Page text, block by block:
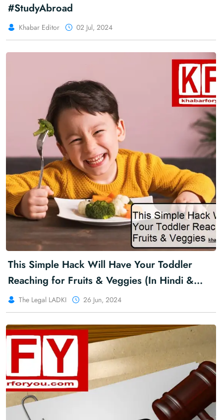
#StudyAbroad
Khabar Editor 02 Jul, 2024
This Simple Hack Will Have Your Toddler
Reaching for Fruits & Veggies (In Hindi &
English )
The Legal LADKI 26 Jun, 2024